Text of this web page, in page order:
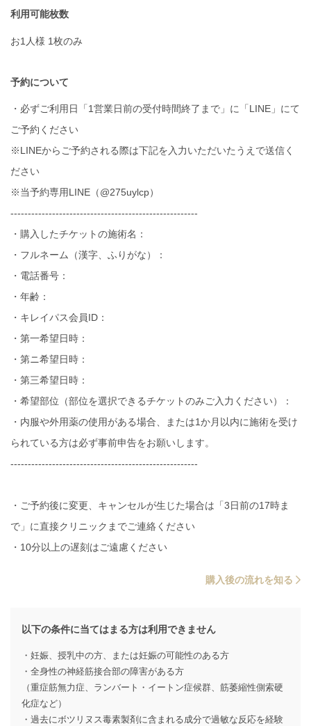
利用可能枚数
お1人様 1枚のみ
予約について
・必ずご利用日「1営業日前の受付時間終了まで」に「LINE」にて
ご予約ください
※LINEからご予約される際は下記を入力いただいたうえで送信く
ださい
※当予約専用LINE（@275uylcp）
------------------------------------------------------
・購入したチケットの施術名：
・フルネーム（漢字、ふりがな）：
・電話番号：
・年齢：
・キレイパス会員ID：
・第一希望日時：
・第ニ希望日時：
・第三希望日時：
・希望部位（部位を選択できるチケットのみご入力ください）：
・内服や外用薬の使用がある場合、または1か月以内に施術を受け
られている方は必ず事前申告をお願いします。
------------------------------------------------------
・ご予約後に変更、キャンセルが生じた場合は「3日前の17時ま
で」に直接クリニックまでご連絡ください
・10分以上の遅刻はご遠慮ください
購入後の流れを知る
以下の条件に当てはまる方は利用できません
・妊娠、授乳中の方、または妊娠の可能性のある方
・全身性の神経筋接合部の障害がある方
（重症筋無力症、ランバート・イートン症候群、筋萎縮性側索硬
化症など）
・過去にボツリヌス毒素製剤に含まれる成分で過敏な反応を経験